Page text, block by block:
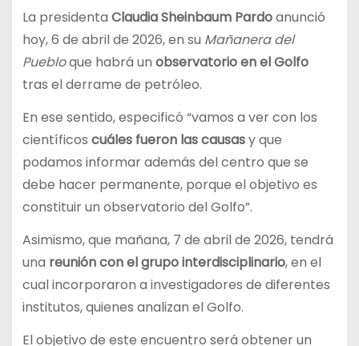
La presidenta Claudia Sheinbaum Pardoanunció
hoy, 6 de abril de 2026, en su Mañanera del
Puebloque habrá un observatorio en el Golfo
tras el derrame de petróleo.
En ese sentido, especificó “vamos a ver con los
científicos cuáles fueron las causasy que
podamos informar además del centro que se
debe hacer permanente, porque el objetivo es
constituir un observatorio del Golfo”.
Asimismo, que mañana, 7 de abril de 2026, tendrá
una reunión con el grupo interdisciplinario, en el
cual incorporaron a investigadores de diferentes
institutos, quienes analizan el Golfo.
El objetivo de este encuentro será obtener un